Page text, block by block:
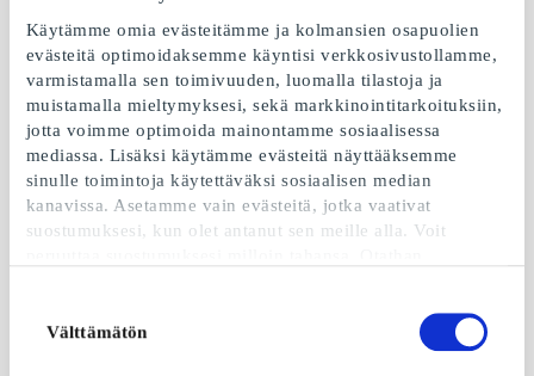
Käytämme omia evästeitämme ja kolmansien osapuolien
evästeitä optimoidaksemme käyntisi verkkosivustollamme,
varmistamalla sen toimivuuden, luomalla tilastoja ja
muistamalla mieltymyksesi, sekä markkinointitarkoituksiin,
jotta voimme optimoida mainontamme sosiaalisessa
mediassa. Lisäksi käytämme evästeitä näyttääksemme
sinulle toimintoja käytettäväksi sosiaalisen median
kanavissa. Asetamme vain evästeitä, jotka vaativat
suostumuksesi, kun olet antanut sen meille alla. Voit
suostumuksesi. Kun käytämme evästeitä, käsittelemme IP-
osoitettasi lyhyesti. IP-osoite voidaan jakaa sosiaalisen
valinta
Välttämätön
JYSK FI Lahjakortti
JYSKistä löydät aina
huipputarjouksia kotiin
Motonet FI Lahjakortti
Autovaraosien ja -
tarvikkeiden sekä
työkalujen erikoisliikeketju